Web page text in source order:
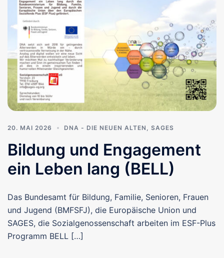
20. MAI 2026 DNA - DIE NEUEN ALTEN SAGES
Bildung und Engagement
ein Leben lang (BELL)
Das Bundesamt für Bildung, Familie, Senioren, Frauen
und Jugend (BMFSFJ), die Europäische Union und
SAGES, die Sozialgenossenschaft arbeiten im ESF-Plus
Programm BELL […]